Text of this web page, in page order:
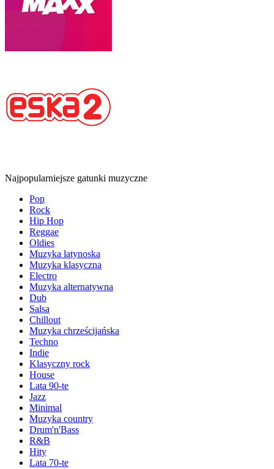
Najpopularniejsze gatunki muzyczne
Pop
Rock
Hip Hop
Reggae
Oldies
Muzyka latynoska
Muzyka klasyczna
Electro
Muzyka alternatywna
Dub
Salsa
Chillout
Muzyka chrześcijańska
Techno
Indie
Klasyczny rock
House
Lata 90-te
Jazz
Minimal
Muzyka country
Drum'n'Bass
R&B
Hity
Lata 70-te